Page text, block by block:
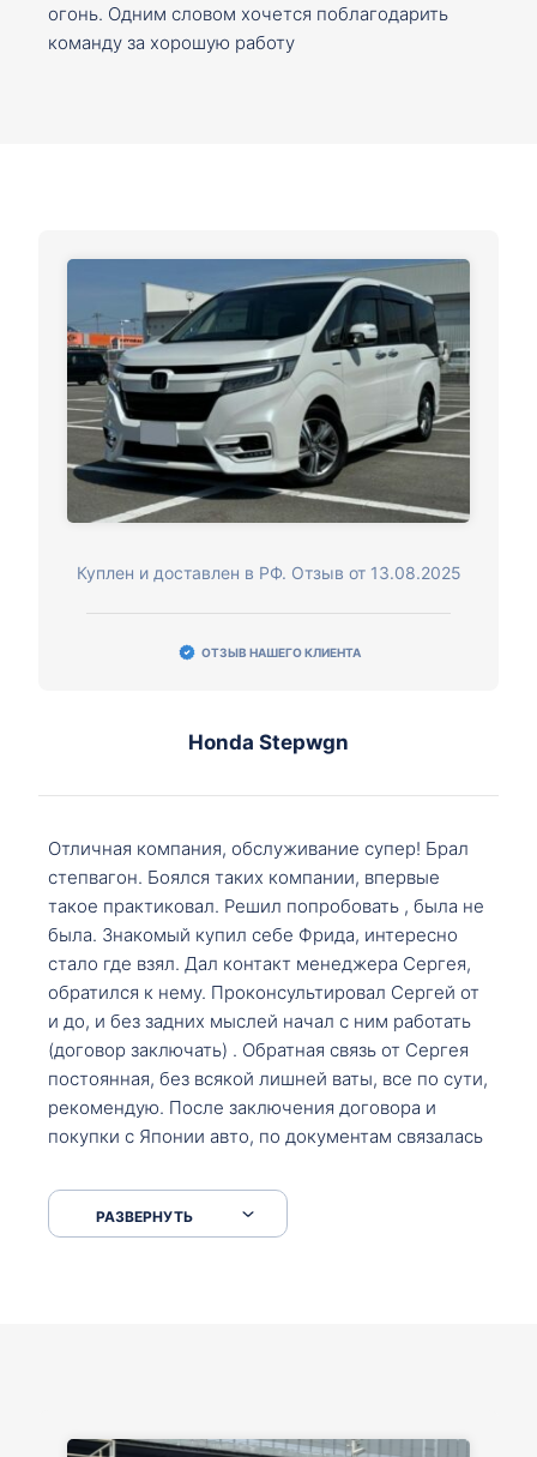
огонь. Одним словом хочется поблагодарить
команду за хорошую работу
Куплен и доставлен в РФ. Отзыв от 13.08.2025
ОТЗЫВ НАШЕГО КЛИЕНТА
Honda Stepwgn
Отличная компания, обслуживание супер! Брал
степвагон. Боялся таких компании, впервые
такое практиковал. Решил попробовать , была не
была. Знакомый купил себе Фрида, интересно
стало где взял. Дал контакт менеджера Сергея,
обратился к нему. Проконсультировал Сергей от
и до, и без задних мыслей начал с ним работать
(договор заключать) . Обратная связь от Сергея
постоянная, без всякой лишней ваты, все по сути,
рекомендую. После заключения договора и
покупки с Японии авто, по документам связалась
что заполнить, куда зайти, образцы и т.д. После
приехал за авто. Меня тепло встретили Сергей с
РАЗВЕРНУТЬ